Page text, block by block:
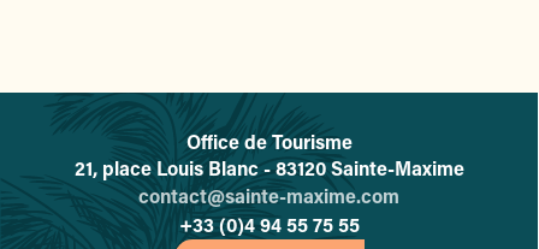
L'office de tourisme de Sainte-
Office de Tourisme
21, place Louis Blanc - 83120 Sainte-Maxime
contact@sainte-maxime.com
+33 (0)4 94 55 75 55